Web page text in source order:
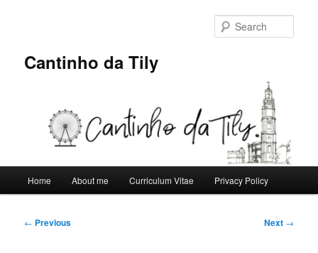
Cantinho da Tily
Home About me Curriculum Vitae Privacy Policy
Post
← Previous Next →